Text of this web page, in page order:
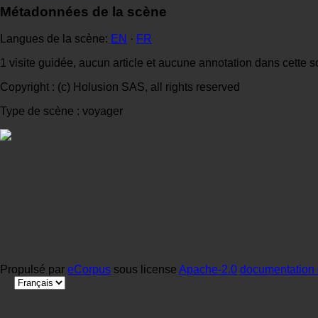
Métadonnées de la scène
Langues de la scène: EN · FR
1 visite guidée, aucun article et aucune annotation dans cette
Copyright : (c) Holusion SAS, all rights reserved
Type de scène : voyager
Propulsé par eCorpus sous license Apache-2.0 documentation